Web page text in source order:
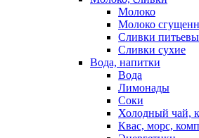
Молоко
Молоко
Сливки
Сливки сухие
Вода, напитки
Вода
Лимонады
Соки
Холодный чай,
Квас, морс,